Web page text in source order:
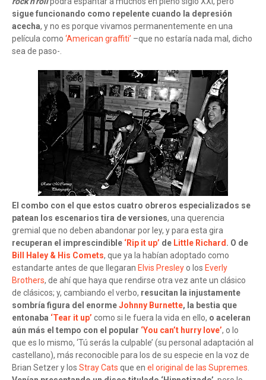
sigue funcionando como repelente cuando la depresión
acecha, y no es porque vivamos permanentemente en una
película como ‘American graffiti’ –que no estaría nada mal, dicho
sea de paso-.
El combo con el que estos cuatro obreros especializados se
patean los escenarios tira de versiones, una querencia
gremial que no deben abandonar por ley, y para esta gira
recuperan el imprescindible ‘Rip it up’ de Little Richard. O de
Bill Haley & His Comets, que ya la habían adoptado como
estandarte antes de que llegaran Elvis Presleyo los Everly
Brothers, de ahí que haya que rendirse otra vez ante un clásico
de clásicos; y, cambiando el verbo, resucitan la injustamente
sombría figura del enormeJohnny Burnette, la bestia que
entonaba ‘Tear it up’ como si le fuera la vida en ello, o aceleran
aún más el tempo con el popular ‘You can’t hurry love’, o lo
que es lo mismo, ‘Tú serás la culpable’ (su personal adaptación al
castellano), más reconocible para los de su especie en la voz de
Brian Setzer y los Stray Cats que en el original de las Supremes.